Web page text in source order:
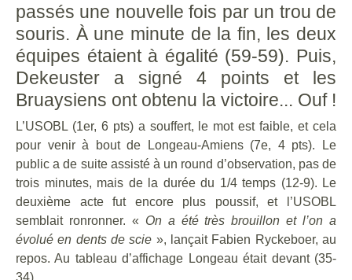
passés une nouvelle fois par un trou de
souris. À une minute de la fin, les deux
équipes étaient à égalité (59-59). Puis,
Dekeuster a signé 4 points et les
Bruaysiens ont obtenu la victoire... Ouf !
L’USOBL (1er, 6 pts) a souffert, le mot est faible, et cela
pour venir à bout de Longeau-Amiens (7e, 4 pts). Le
public a de suite assisté à un round d’observation, pas de
trois minutes, mais de la durée du 1/4 temps (12-9). Le
deuxième acte fut encore plus poussif, et l’USOBL
semblait ronronner. « On a été très brouillon et l’on a
évolué en dents de scie », lançait Fabien Ryckeboer, au
repos. Au tableau d’affichage Longeau était devant (35-
34)...